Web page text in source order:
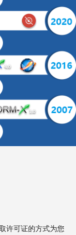
许可证的方式为您